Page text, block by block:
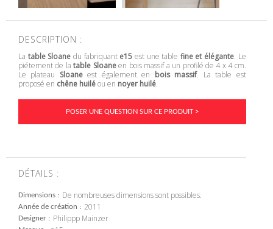
DESCRIPTION :
La table Sloane du fabriquant e15 est une table fine et élégante. Le
piétement de latable Sloaneen bois massif a un profilé de 4 x 4 cm.
Le plateau Sloaneest également en bois massif. La table est
proposé en chêne huiléou en noyer huilé.
POSER UNE QUESTION SUR CE PRODUIT >
DÉTAILS :
Dimensions De nombreuses dimensions sont possibles.
Année de création 2011
Designer Philippp Mainzer